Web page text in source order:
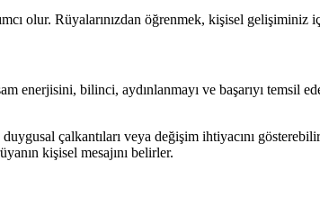
olur. Rüyalarınızdan öğrenmek, kişisel gelişiminiz
enerjisini, bilinci, aydınlanmayı ve başarıyı temsil
çalkantıları veya değişim ihtiyacını
kişisel mesajını belirler.